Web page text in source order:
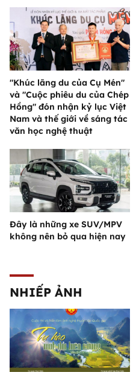
"Khúc lãng du của Cụ Mén"
và "Cuộc phiêu du của Chép
Hồng" đón nhận kỷ lục Việt
Nam và thế giới về sáng tác
văn học nghệ thuật
Đây là những xe SUV/MPV
không nên bỏ qua hiện nay
NHIẾP ẢNH